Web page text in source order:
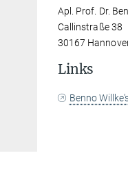
Apl. Prof. Dr.
Callinstraße 38
30167
Links
Benno